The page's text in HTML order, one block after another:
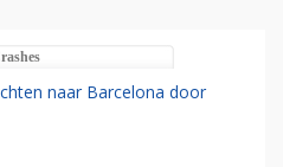
naar Barcelona door